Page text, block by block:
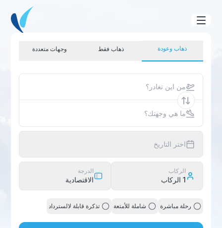
ذهاب وعودة ذهاب فقط وجهات متعددة
من اين تغادر؟
ما هي وجهتك؟
اختر التاريخ
الركاب
1 الركاب
الدرجة
الاقتصادية
رحلة مباشرة شاملة للأمتعة تذكرة قابلة لالسترداد